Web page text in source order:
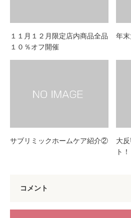
１１月１２月限定店内商品全品
１０％オフ開催
年末
サブリミックホームケア紹介②
大
ト！
コメント